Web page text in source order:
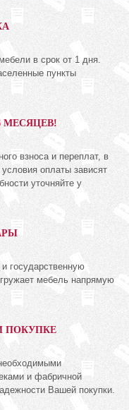
в срок от 1 дня.
пункты
МЕСЯЦЕВ!
взноса и переплат, в
оплаты зависят
уточняйте у
государственную
мебель напрямую
ПОКУПКЕ
и фабричной
Вашей покупки.